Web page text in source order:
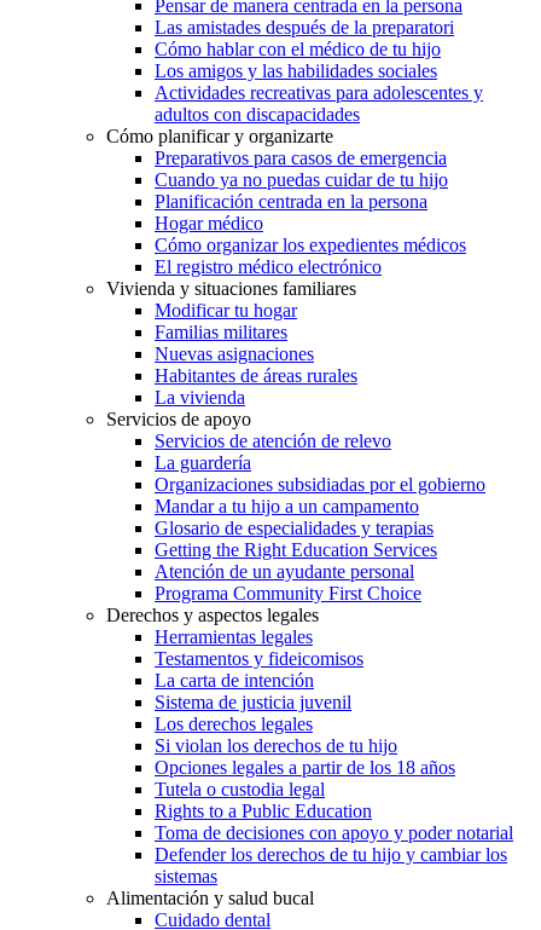
Pensar de manera centrada en la persona
Las amistades después de la preparatori
Cómo hablar con el médico de tu hijo
Los amigos y las habilidades sociales
Actividades recreativas para adolescentes y
adultos con discapacidades
Cómo planificar y organizarte
Preparativos para casos de emergencia
Cuando ya no puedas cuidar de tu hijo
Planificación centrada en la persona
Hogar médico
Cómo organizar los expedientes médicos
El registro médico electrónico
Vivienda y situaciones familiares
Modificar tu hogar
Familias militares
Nuevas asignaciones
Habitantes de áreas rurales
La vivienda
Servicios de apoyo
Servicios de atención de relevo
La guardería
Organizaciones subsidiadas por el gobierno
Mandar a tu hijo a un campamento
Glosario de especialidades y terapias
Getting the Right Education Services
Atención de un ayudante personal
Programa Community First Choice
Derechos y aspectos legales
Herramientas legales
Testamentos y fideicomisos
La carta de intención
Sistema de justicia juvenil
Los derechos legales
Si violan los derechos de tu hijo
Opciones legales a partir de los 18 años
Tutela o custodia legal
Rights to a Public Education
Toma de decisiones con apoyo y poder notarial
Defender los derechos de tu hijo y cambiar los
sistemas
Alimentación y salud bucal
Cuidado dental